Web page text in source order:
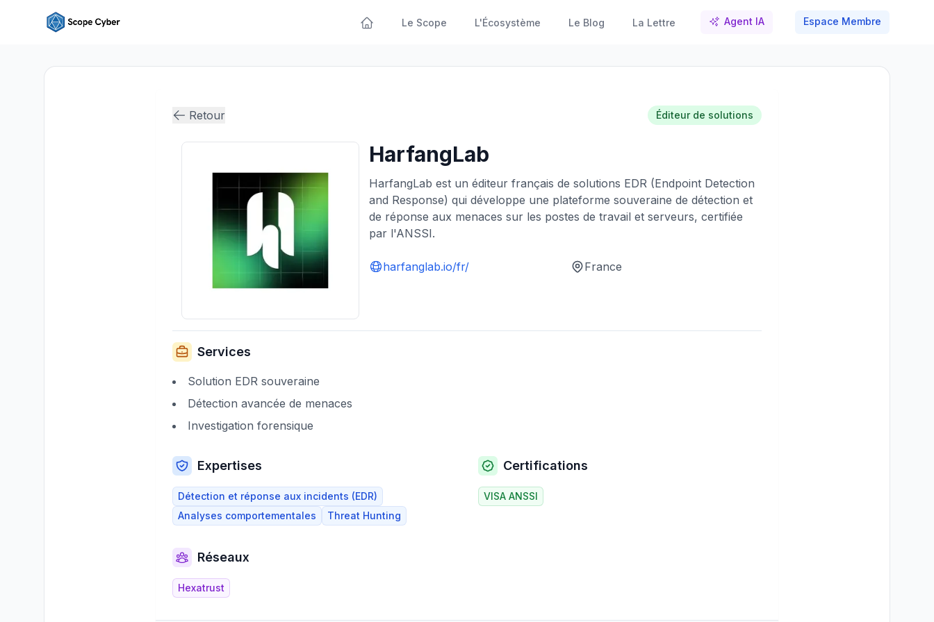
Le Scope L'Écosystème Le Blog La Lettre Agent IA Espace Membre
Retour Éditeur de solutions
HarfangLab
HarfangLab est un éditeur français de solutions EDR (Endpoint Detection
and Response) qui développe une plateforme souveraine de détection et
de réponse aux menaces sur les postes de travail et serveurs, certifiée
par l'ANSSI.
harfanglab.io/fr/ France
Services
Solution EDR souveraine
Détection avancée de menaces
Investigation forensique
Expertises
Détection et réponse aux incidents (EDR)
Analyses comportementales
Threat Hunting
Certifications
VISA ANSSI
Réseaux
Hexatrust